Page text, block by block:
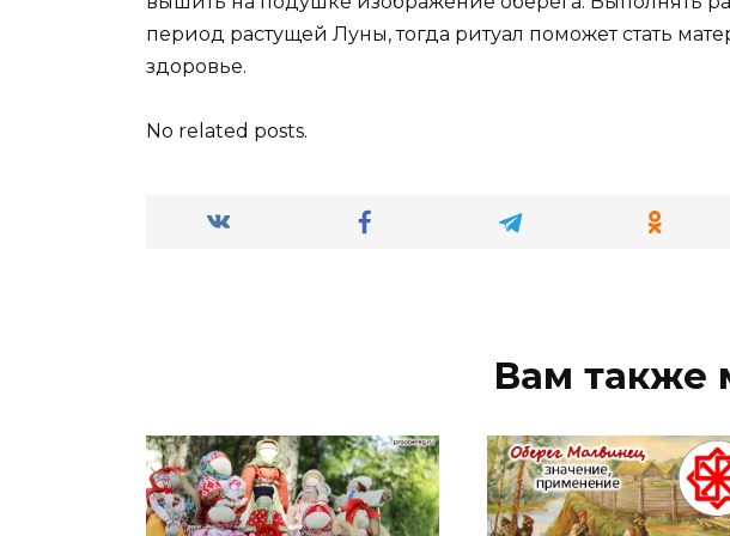
период растущей Луны, тогда ритуал поможет стать
здоровье.
No related posts.
Вам также